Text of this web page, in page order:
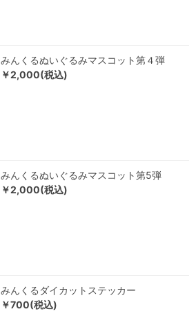
みんくるぬいぐるみマスコット第４弾
￥2,000(税込)
みんくるぬいぐるみマスコット第5弾
￥2,000(税込)
みんくるダイカットステッカー
￥700(税込)